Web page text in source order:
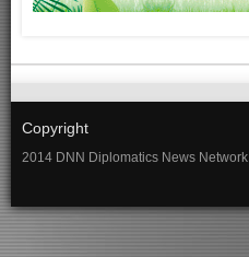
Copyright
2014 DNN Diplomatics News Network